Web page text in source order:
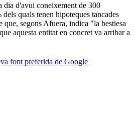
dia d'avui coneixement de 300
quals tenen hipoteques tancades
que, segons Afuera, indica "la bestiesa
aquesta entitat en concret va arribar a
font preferida de Google